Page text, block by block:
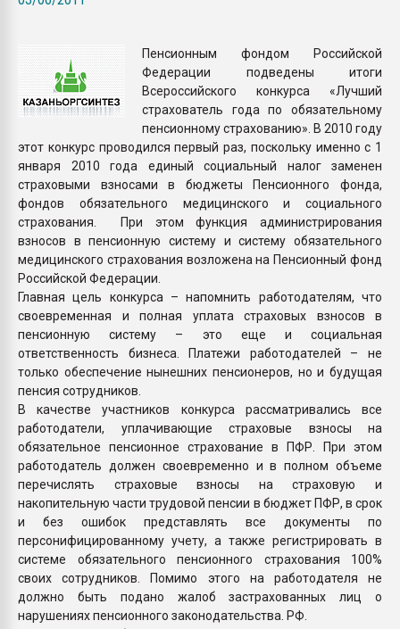
ПЕРЕЙТИ НА
Пенсионным фондом Российской
Федерации подведены итоги
Всероссийского конкурса «Лучший
страхователь года по обязательному
пенсионному страхованию». В 2010 году
этот конкурс проводился первый раз, поскольку именно с 1
января 2010 года единый социальный налог заменен
страховыми взносами в бюджеты Пенсионного фонда,
фондов обязательного медицинского и социального
страхования. При этом функция администрирования
взносов в пенсионную систему и систему обязательного
медицинского страхования возложена на Пенсионный фонд
Российской Федерации.
Главная цель конкурса – напомнить работодателям, что
своевременная и полная уплата страховых взносов в
пенсионную систему – это еще и социальная
ответственность бизнеса. Платежи работодателей – не
только обеспечение нынешних пенсионеров, но и будущая
пенсия сотрудников.
В качестве участников конкурса рассматривались все
работодатели, уплачивающие страховые взносы на
обязательное пенсионное страхование в ПФР. При этом
работодатель должен своевременно и в полном объеме
перечислять страховые взносы на страховую и
накопительную части трудовой пенсии в бюджет ПФР, в срок
и без ошибок представлять все документы по
персонифицированному учету, а также регистрировать в
системе обязательного пенсионного страхования 100%
своих сотрудников. Помимо этого на работодателя не
должно быть подано жалоб застрахованных лиц о
нарушениях пенсионного законодательства. РФ.